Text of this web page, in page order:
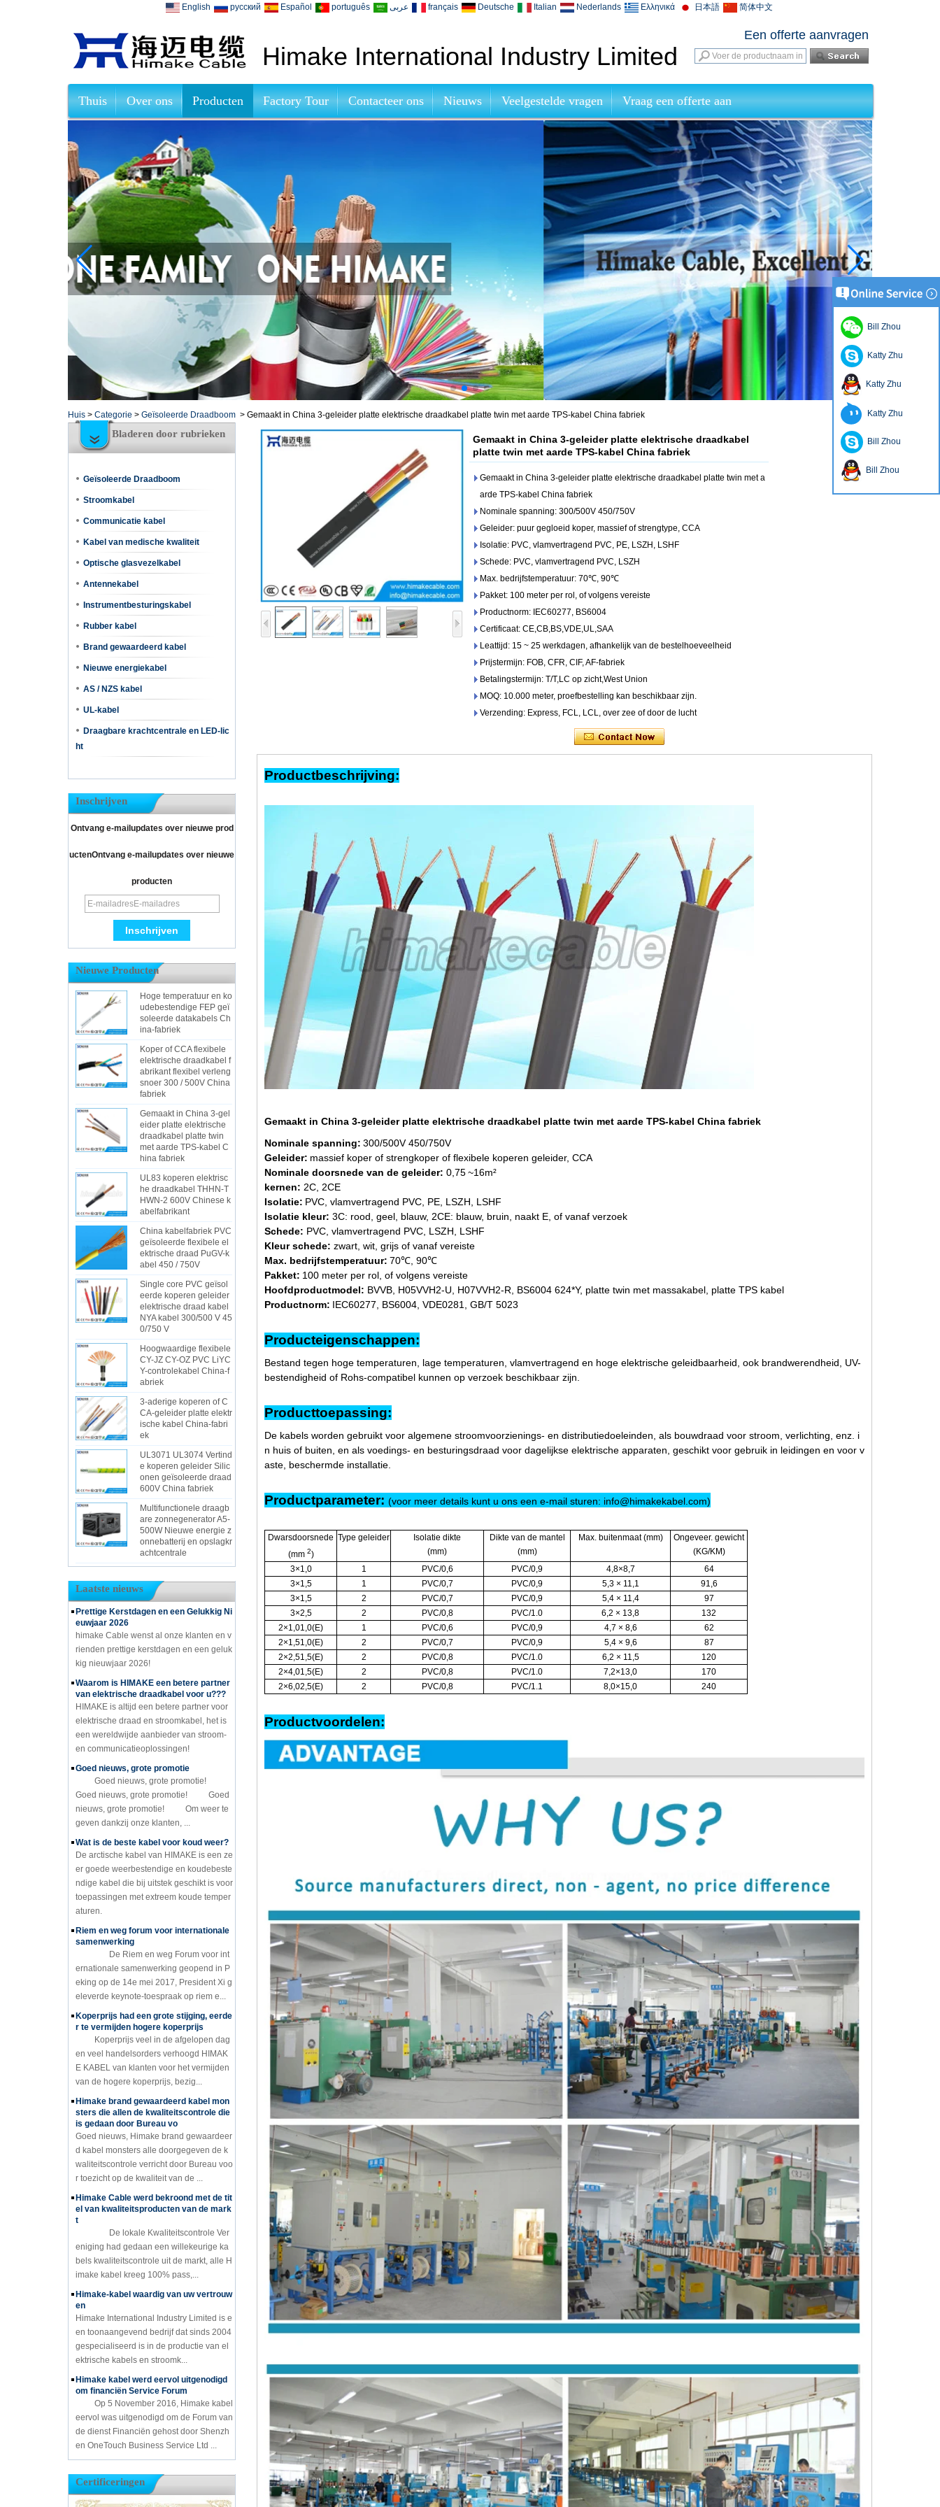
English русский Español português عربى français Deutsche Italian Nederlands Ελληνικά 日本語 简体中文
Himake International Industry Limited
Een offerte aanvragen
Thuis Over ons Producten Factory Tour Contacteer ons Nieuws Veelgestelde vragen Vraag een offerte aan
Huis > Categorie > Geïsoleerde Draadboom > Gemaakt in China 3-geleider platte elektrische draadkabel platte twin met aarde TPS-kabel China fabriek
Bladeren door rubrieken
Geïsoleerde Draadboom
Stroomkabel
Communicatie kabel
Kabel van medische kwaliteit
Optische glasvezelkabel
Antennekabel
Instrumentbesturingskabel
Rubber kabel
Brand gewaardeerd kabel
Nieuwe energiekabel
AS / NZS kabel
UL-kabel
Draagbare krachtcentrale en LED-lic
ht
Inschrijven
Ontvang e-mailupdates over nieuwe prod
uctenOntvang e-mailupdates over nieuwe
producten
Nieuwe Producten
Hoge temperatuur en ko
udebestendige FEP geï
soleerde datakabels Ch
ina-fabriek
Koper of CCA flexibele
elektrische draadkabel f
abrikant flexibel verleng
snoer 300 / 500V China
fabriek
Gemaakt in China 3-gel
eider platte elektrische
draadkabel platte twin
met aarde TPS-kabel C
hina fabriek
UL83 koperen elektrisc
he draadkabel THHN-T
HWN-2 600V Chinese k
abelfabrikant
China kabelfabriek PVC
geïsoleerde flexibele el
ektrische draad PuGV-k
abel 450 / 750V
Single core PVC geïsol
eerde koperen geleider
elektrische draad kabel
NYA kabel 300/500 V 45
0/750 V
Hoogwaardige flexibele
CY-JZ CY-OZ PVC LiYC
Y-controlekabel China-f
abriek
3-aderige koperen of C
CA-geleider platte elektr
ische kabel China-fabri
ek
UL3071 UL3074 Vertind
e koperen geleider Silic
onen geïsoleerde draad
600V China fabriek
Multifunctionele draagb
are zonnegenerator A5-
500W Nieuwe energie z
onnebatterij en opslagkr
achtcentrale
Laatste nieuws
Prettige Kerstdagen en een Gelukkig Ni
euwjaar 2026
himake Cable wenst al onze klanten en v
rienden prettige kerstdagen en een geluk
kig nieuwjaar 2026!
Waarom is HIMAKE een betere partner
van elektrische draadkabel voor u???
HIMAKE is altijd een betere partner voor
elektrische draad en stroomkabel, het is
een wereldwijde aanbieder van stroom-
en communicatieoplossingen!
Goed nieuws, grote promotie
Goed nieuws, grote promotie!
Goed nieuws, grote promotie! Goed
nieuws, grote promotie! Om weer te
geven dankzij onze klanten, ...
Wat is de beste kabel voor koud weer?
De arctische kabel van HIMAKE is een ze
er goede weerbestendige en koudebeste
ndige kabel die bij uitstek geschikt is voor
toepassingen met extreem koude temper
aturen.
Riem en weg forum voor internationale
samenwerking
De Riem en weg Forum voor int
ernationale samenwerking geopend in P
eking op de 14e mei 2017, President Xi g
eleverde keynote-toespraak op riem e...
Koperprijs had een grote stijging, eerde
r te vermijden hogere koperprijs
Koperprijs veel in de afgelopen dag
en veel handelsorders verhoogd HIMAK
E KABEL van klanten voor het vermijden
van de hogere koperprijs, bezig...
Himake brand gewaardeerd kabel mon
sters die allen de kwaliteitscontrole die
is gedaan door Bureau vo
Goed nieuws, Himake brand gewaardeer
d kabel monsters alle doorgegeven de k
waliteitscontrole verricht door Bureau voo
r toezicht op de kwaliteit van de ...
Himake Cable werd bekroond met de tit
el van kwaliteitsproducten van de mark
t
De lokale Kwaliteitscontrole Ver
eniging had gedaan een willekeurige ka
bels kwaliteitscontrole uit de markt, alle H
imake kabel kreeg 100% pass,...
Himake-kabel waardig van uw vertrouw
en
Himake International Industry Limited is e
en toonaangevend bedrijf dat sinds 2004
gespecialiseerd is in de productie van el
ektrische kabels en stroomk...
Himake kabel werd eervol uitgenodigd
om financiën Service Forum
Op 5 November 2016, Himake kabel
eervol was uitgenodigd om de Forum van
de dienst Financiën gehost door Shenzh
en OneTouch Business Service Ltd ...
Certificeringen
Gemaakt in China 3-geleider platte elektrische draadkabel
platte twin met aarde TPS-kabel China fabriek
Gemaakt in China 3-geleider platte elektrische draadkabel platte twin met a
arde TPS-kabel China fabriek
Nominale spanning: 300/500V 450/750V
Geleider: puur gegloeid koper, massief of strengtype, CCA
Isolatie: PVC, vlamvertragend PVC, PE, LSZH, LSHF
Schede: PVC, vlamvertragend PVC, LSZH
Max. bedrijfstemperatuur: 70℃, 90℃
Pakket: 100 meter per rol, of volgens vereiste
Productnorm: IEC60277, BS6004
Certificaat: CE,CB,BS,VDE,UL,SAA
Leattijd: 15 ~ 25 werkdagen, afhankelijk van de bestelhoeveelheid
Prijstermijn: FOB, CFR, CIF, AF-fabriek
Betalingstermijn: T/T,LC op zicht,West Union
MOQ: 10.000 meter, proefbestelling kan beschikbaar zijn.
Verzending: Express, FCL, LCL, over zee of door de lucht
Productbeschrijving:
Gemaakt in China 3-geleider platte elektrische draadkabel platte twin met aarde TPS-kabel China fabriek
Nominale spanning: 300/500V 450/750V
Geleider: massief koper of strengkoper of flexibele koperen geleider, CCA
Nominale doorsnede van de geleider: 0,75~16m²
kernen: 2C, 2CE
Isolatie: PVC, vlamvertragend PVC, PE, LSZH, LSHF
Isolatie kleur: 3C: rood, geel, blauw, 2CE: blauw, bruin, naakt E, of vanaf verzoek
Schede: PVC, vlamvertragend PVC, LSZH, LSHF
Kleur schede: zwart, wit, grijs of vanaf vereiste
Max. bedrijfstemperatuur: 70℃, 90℃
Pakket: 100 meter per rol, of volgens vereiste
Hoofdproductmodel: BVVB, H05VVH2-U, H07VVH2-R, BS6004 624*Y, platte twin met massakabel, platte TPS kabel
Productnorm: IEC60277, BS6004, VDE0281, GB/T 5023
Producteigenschappen:
Bestand tegen hoge temperaturen, lage temperaturen, vlamvertragend en hoge elektrische geleidbaarheid, ook brandwerendheid, UV-
bestendigheid of Rohs-compatibel kunnen op verzoek beschikbaar zijn.
Producttoepassing:
De kabels worden gebruikt voor algemene stroomvoorzienings- en distributiedoeleinden, als bouwdraad voor stroom, verlichting, enz. i
n huis of buiten, en als voedings- en besturingsdraad voor dagelijkse elektrische apparaten, geschikt voor gebruik in leidingen en voor v
aste, beschermde installatie.
Productparameter: (voor meer details kunt u ons een e-mail sturen: info@himakekabel.com)
Dwarsdoorsnede
(mm 2)
Type geleider
Isolatie dikte
(mm)
Dikte van de mantel
(mm)
Max. buitenmaat (mm)
Ongeveer. gewicht
(KG/KM)
3×1,0
1 PVC/0,6 PVC/0,9 4,8×8,7
64
3×1,5
1 PVC/0,7 PVC/0,9 5,3 × 11,1
91,6
3×1,5
2 PVC/0,7 PVC/0,9 5,4 × 11,4
97
3×2,5
2 PVC/0,8 PVC/1.0 6,2 × 13,8
132
2×1,01,0(E)
1 PVC/0,6 PVC/0,9 4,7 × 8,6
62
2×1,51,0(E)
2 PVC/0,7 PVC/0,9 5,4 × 9,6
87
2×2,51,5(E)
2 PVC/0,8 PVC/1.0 6,2 × 11,5
120
2×4,01,5(E)
2 PVC/0,8 PVC/1.0 7,2×13,0
170
2×6,02,5(E)
2 PVC/0,8 PVC/1.1 8,0×15,0 240
Productvoordelen:
Bill Zhou
Katty Zhu
Katty Zhu
Katty Zhu
Bill Zhou
Bill Zhou